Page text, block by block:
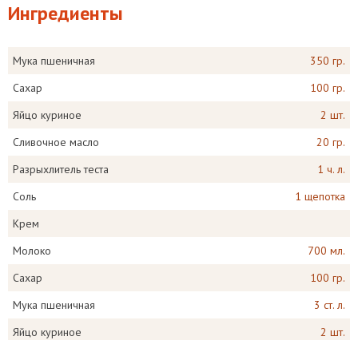
Ингредиенты
Мука пшеничная
350 гр.
Сахар
100 гр.
Яйцо куриное
2 шт.
Сливочное масло
20 гр.
Разрыхлитель теста
1 ч. л.
Соль
1 щепотка
Крем
Молоко
700 мл.
Сахар
100 гр.
Мука пшеничная
3 ст. л.
Яйцо куриное
2 шт.